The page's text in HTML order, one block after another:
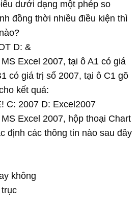
dưới dạng một phép so
đồng thời nhiều điều kiện thì
D: &
Excel 2007, tại ô A1 có giá
có giá trị số 2007, tại ô C1 gõ
kết quả:
C: 2007 D: Excel2007
Excel 2007, hộp thoại Chart
định các thông tin nào sau đây
không